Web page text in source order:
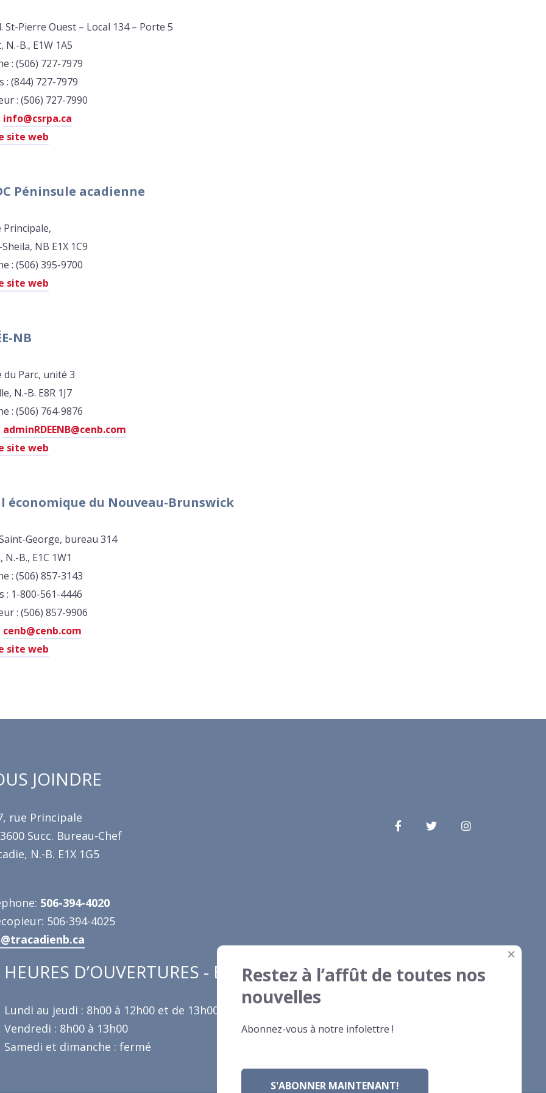
St-Pierre Ouest – Local 134 – Porte 5
N.-B., E1W 1A5
: (506) 727-7979
: (844) 727-7979
: (506) 727-7990
info@csrpa.ca
site web
Péninsule acadienne
Principale,
NB E1X 1C9
: (506) 395-9700
site web
NB
du Parc, unité 3
N.-B. E8R 1J7
: (506) 764-9876
adminRDEENB@cenb.com
site web
économique du Nouveau-Brunswick
George, bureau 314
B., E1C 1W1
: (506) 857-3143
: 1-800-561-4446
: (506) 857-9906
cenb@cenb.com
site web
JOINDRE
rue Principale
3600 Succ. Bureau-Chef
N.-B. E1X 1G5
506-394-4020
506-394-4025
HEURES D’OUVERTURES - ÉTÉ
Lundi au jeudi : 8h00 à 12h00 et de 13h00 à 16h30
Vendredi : 8h00 à 13h00
Samedi et dimanche : fermé
×
Restez à l’affût de toutes nos
nouvelles
Abonnez-vous à notre infolettre !
S'ABONNER MAINTENANT!